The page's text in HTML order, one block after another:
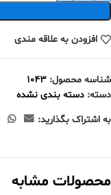
افزودن به علاقه مندی
شناسه محصول: 1043
دسته: دسته بندی نشده
به اشتراک بگذارید:
محصولات مشابه